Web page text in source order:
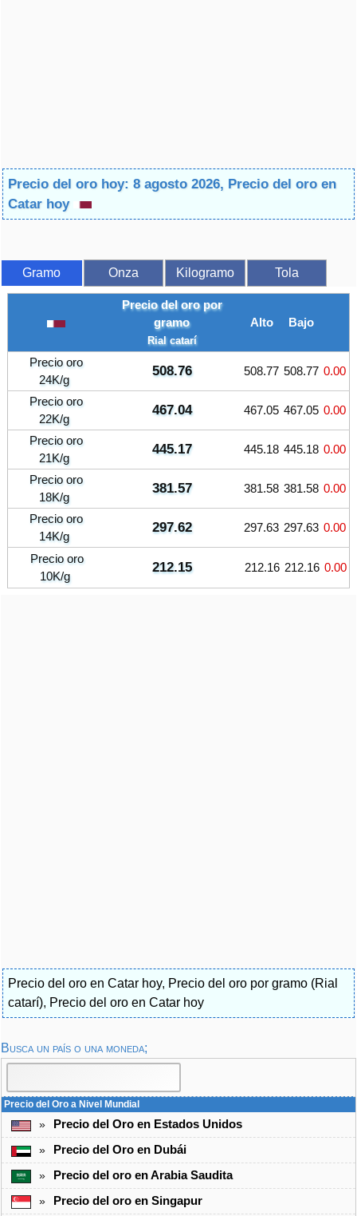
Precio del oro hoy: 8 agosto 2026, Precio del oro en
Catar hoy
Gramo Onza Kilogramo Tola
Precio del oro por
gramo
Rial catarí
Alto Bajo
Precio oro
24K/g
508.76 508.77 508.77 0.00
Precio oro
22K/g
467.04 467.05 467.05 0.00
Precio oro
21K/g
445.17 445.18 445.18 0.00
Precio oro
18K/g
381.57 381.58 381.58 0.00
Precio oro
14K/g
297.62 297.63 297.63 0.00
Precio oro
10K/g
212.15 212.16 212.16 0.00
Precio del oro en Catar hoy, Precio del oro por gramo (Rial
catarí), Precio del oro en Catar hoy
Busca un país o una moneda;
Precio del Oro a Nivel Mundial
» Precio del Oro en Estados Unidos
» Precio del Oro en Dubái
» Precio del oro en Arabia Saudita
» Precio del oro en Singapur